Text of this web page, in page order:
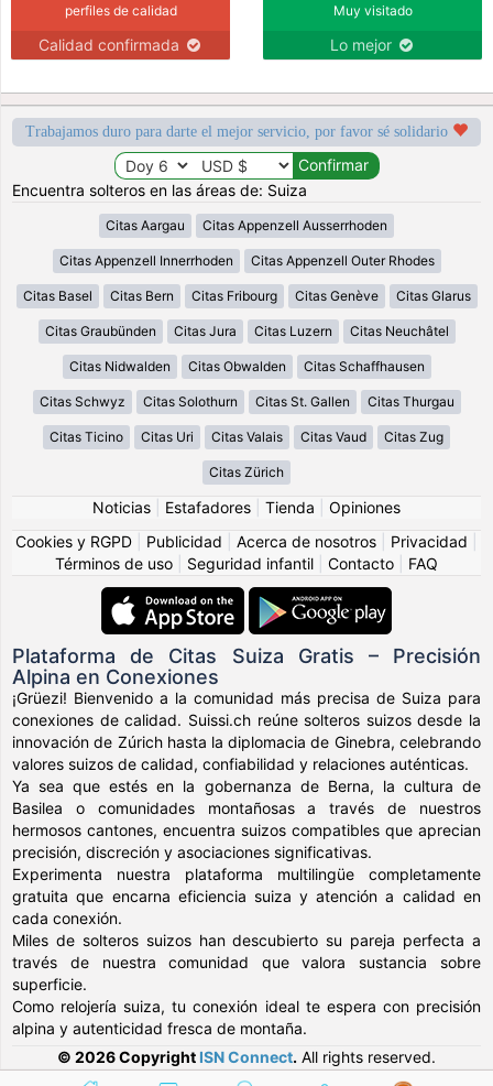
perfiles de calidad
Calidad confirmada
Muy visitado
Lo mejor
Trabajamos duro para darte el mejor servicio, por favor sé solidario
Encuentra solteros en las áreas de: Suiza
Citas Aargau Citas Appenzell Ausserrhoden
Citas Appenzell Innerrhoden Citas Appenzell Outer Rhodes
Citas Basel Citas Bern Citas Fribourg Citas Genève Citas Glarus
Citas Graubünden Citas Jura Citas Luzern Citas Neuchâtel
Citas Nidwalden Citas Obwalden Citas Schaffhausen
Citas Schwyz Citas Solothurn Citas St. Gallen Citas Thurgau
Citas Ticino Citas Uri Citas Valais Citas Vaud Citas Zug
Citas Zürich
Noticias Estafadores Tienda
Opiniones
Cookies y RGPD
Publicidad Acerca de nosotros Privacidad
Términos de uso
Seguridad infantil Contacto FAQ
Plataforma de Citas Suiza Gratis – Precisión
Alpina en Conexiones
¡Grüezi! Bienvenido a la comunidad más precisa de Suiza para
conexiones de calidad. Suissi.ch reúne solteros suizos desde la
innovación de Zúrich hasta la diplomacia de Ginebra, celebrando
valores suizos de calidad, confiabilidad y relaciones auténticas.
Ya sea que estés en la gobernanza de Berna, la cultura de
Basilea o comunidades montañosas a través de nuestros
hermosos cantones, encuentra suizos compatibles que aprecian
precisión, discreción y asociaciones significativas.
Experimenta nuestra plataforma multilingüe completamente
gratuita que encarna eficiencia suiza y atención a calidad en
cada conexión.
Miles de solteros suizos han descubierto su pareja perfecta a
través de nuestra comunidad que valora sustancia sobre
superficie.
Como relojería suiza, tu conexión ideal te espera con precisión
alpina y autenticidad fresca de montaña.
© 2026 Copyright ISN Connect. All rights reserved.